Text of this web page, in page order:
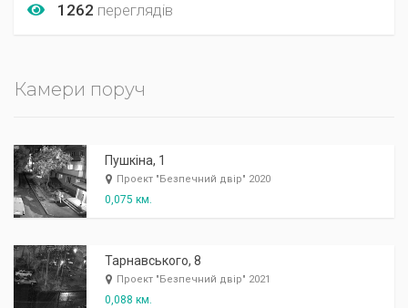
1262 переглядів
Камери поруч
Пушкіна, 1
Проект "Безпечний двір" 2020
0,075 км.
Тарнавського, 8
Проект "Безпечний двір" 2021
0,088 км.